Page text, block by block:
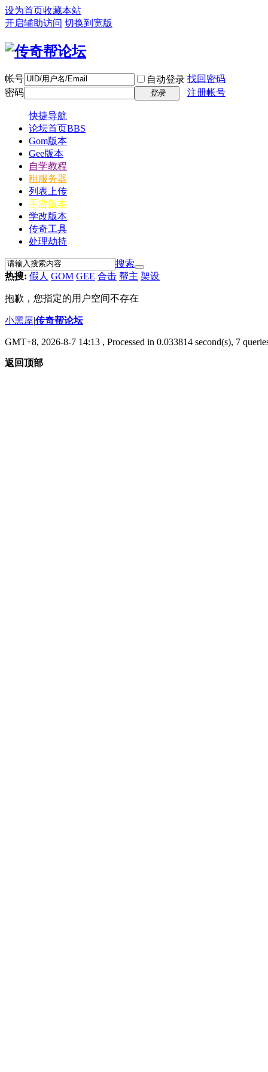
设为首页收藏本站
开启辅助访问 切换到宽版
帐号 自动登录 找回密码
密码
登录 注册帐号
快捷导航
论坛首页BBS
Gom版本
Gee版本
自学教程
租服务器
列表上传
手游版本
学改版本
传奇工具
处理劫持
搜索
热搜: 假人 GOM GEE 合击 帮主 架设
抱歉，您指定的用户空间不存在
小黑屋|传奇帮论坛
GMT+8, 2026-8-7 14:13 , Processed in 0.033814 second(s), 7
返回顶部